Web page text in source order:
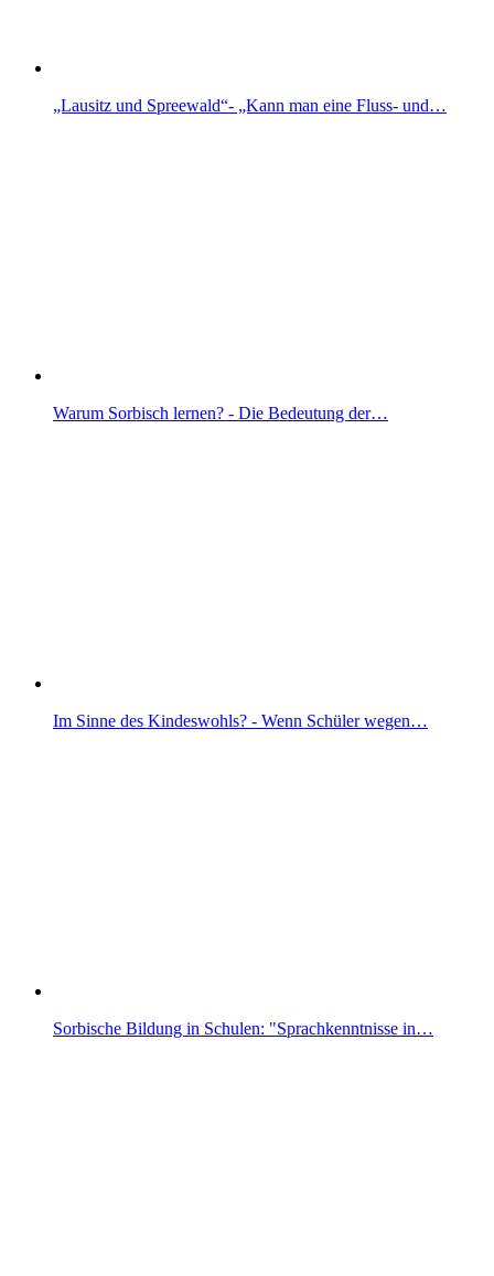
„Lausitz und Spreewald“- „Kann man eine Fluss- und…
Warum Sorbisch lernen? - Die Bedeutung der…
Im Sinne des Kindeswohls? - Wenn Schüler wegen…
Sorbische Bildung in Schulen: "Sprachkenntnisse in…